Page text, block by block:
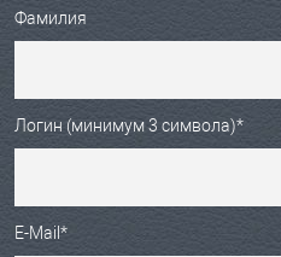
Фамилия
Логин (минимум 3 символа)*
E-Mail *